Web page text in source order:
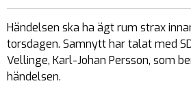
Händelsen ska ha ägt rum strax
torsdagen. Samnytt har talat med
Vellinge, Karl-Johan Persson, som
händelsen.